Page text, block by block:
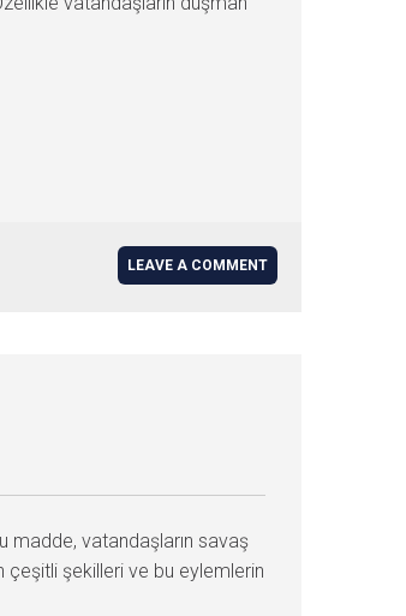
LEAVE A COMMENT
madde, vatandaşların savaş
çeşitli şekilleri ve bu eylemlerin